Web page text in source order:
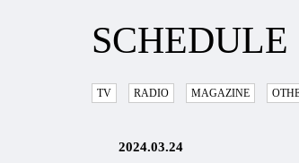
SCHEDULE
TV RADIO MAGAZINE
2024.03.24